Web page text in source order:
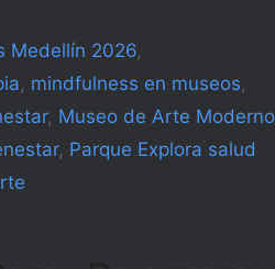
Medellín 2026,
, mindfulness en museos,
, Museo de Arte Moderno
, Parque Explora salud